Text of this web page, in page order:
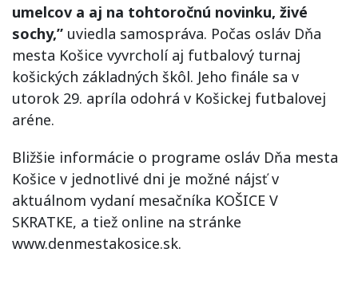
umelcov a aj na tohtoročnú novinku, živé
sochy,” uviedla samospráva. Počas osláv Dňa
mesta Košice vyvrcholí aj futbalový turnaj
košických základných škôl. Jeho finále sa v
utorok 29. apríla odohrá v Košickej futbalovej
aréne.
Bližšie informácie o programe osláv Dňa mesta
Košice v jednotlivé dni je možné nájsť v
aktuálnom vydaní mesačníka KOŠICE V
SKRATKE, a tiež online na stránke
www.denmestakosice.sk.